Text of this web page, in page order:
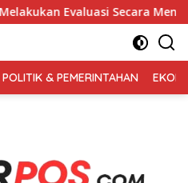
Menyeluruh
POLITIK & PEMERINTAHAN